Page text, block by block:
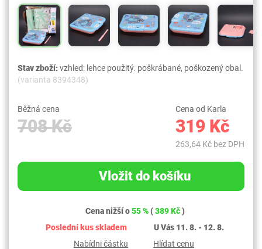
Stav zboží:vzhled: lehce použitý. poškrábané, poškozený obal.
(varianta 8394348)
Běžná cena
708 Kč
Cena od Karla
319 Kč
263,64 Kč bez DPH
Vložit do košíku
Cena nižší o55 %(389 Kč)
Poslední kus skladem
U Vás 11. 8. - 12. 8.
Nabídni částku
Hlídat cenu